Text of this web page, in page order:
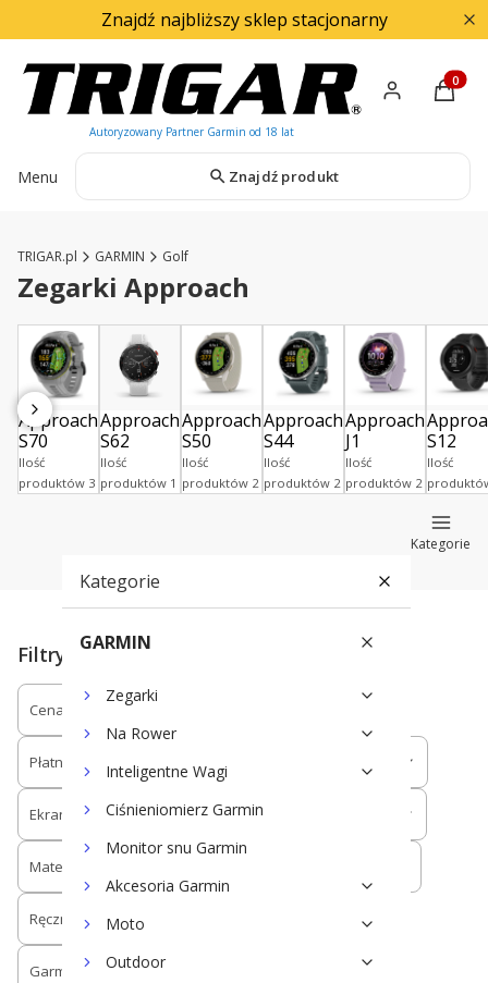
Znajdź najbliższy sklep stacjonarny
Menu Znajdź produkt
TRIGAR.pl GARMIN Golf
Zegarki Approach
Approach
S70
Ilość
produktów 3
Approach
S62
Ilość
produktów 1
Approach
S50
Ilość
produktów 2
Approach
S44
Ilość
produktów 2
Approach
J1
Ilość
produktów 2
S12
Ilość
Kategorie
Kategorie
GARMIN
Zegarki
Na Rower
Inteligentne Wagi
Ciśnieniomierz Garmin
Monitor snu Garmin
Akcesoria Garmin
Moto
Outdoor
Filtry
Cena
Płatności zegarkiem
Ekran dotykowy Tętno z nadgarstka
Materiał ramki
Ręczne ustawianie pozycji
Garmin AutoShot